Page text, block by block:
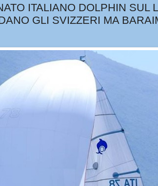
ITALIANO DOLPHIN SUL
GLI SVIZZERI MA